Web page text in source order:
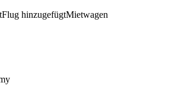
Flug hinzugefügtMietwagen